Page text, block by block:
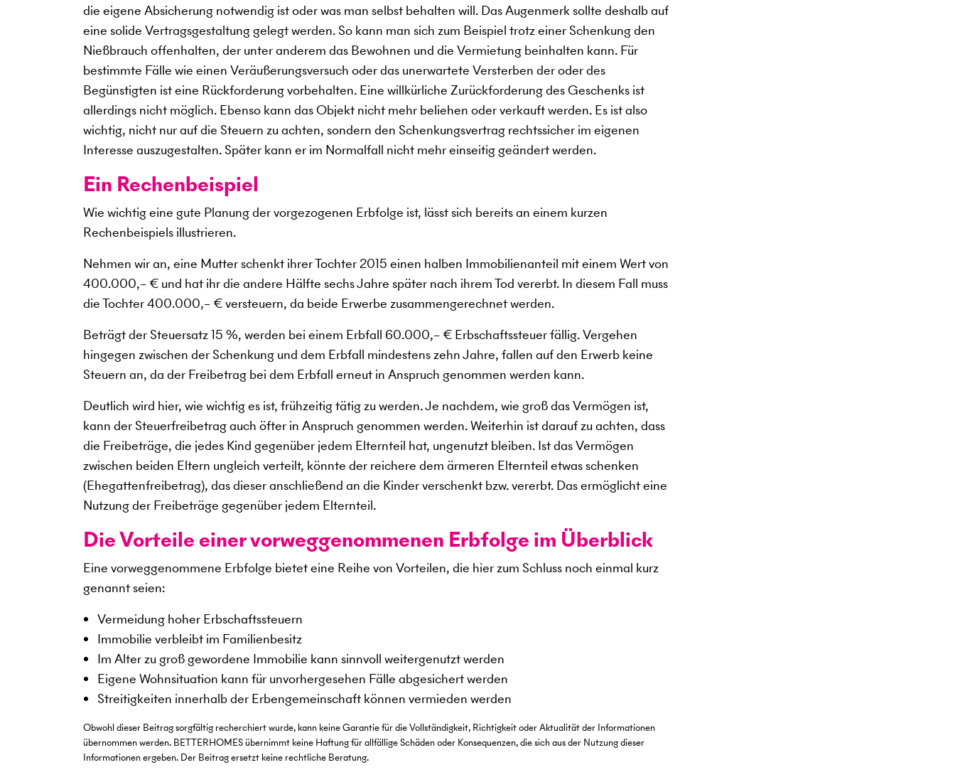
die eigene Absicherung notwendig ist oder was man selbst behalten will. Das Augenmerk sollte deshalb auf
eine solide Vertragsgestaltung gelegt werden. So kann man sich zum Beispiel trotz einer Schenkung den
Nießbrauch offenhalten, der unter anderem das Bewohnen und die Vermietung beinhalten kann. Für
bestimmte Fälle wie einen Veräußerungsversuch oder das unerwartete Versterben der oder des
Begünstigten ist eine Rückforderung vorbehalten. Eine willkürliche Zurückforderung des Geschenks ist
allerdings nicht möglich. Ebenso kann das Objekt nicht mehr beliehen oder verkauft werden. Es ist also
wichtig, nicht nur auf die Steuern zu achten, sondern den Schenkungsvertrag rechtssicher im eigenen
Interesse auszugestalten. Später kann er im Normalfall nicht mehr einseitig geändert werden.
Ein Rechenbeispiel
Wie wichtig eine gute Planung der vorgezogenen Erbfolge ist, lässt sich bereits an einem kurzen
Rechenbeispiels illustrieren.
Nehmen wir an, eine Mutter schenkt ihrer Tochter 2015 einen halben Immobilienanteil mit einem Wert von
400.000,– € und hat ihr die andere Hälfte sechs Jahre später nach ihrem Tod vererbt. In diesem Fall muss
die Tochter 400.000,– € versteuern, da beide Erwerbe zusammengerechnet werden.
Beträgt der Steuersatz 15 %, werden bei einem Erbfall 60.000,– € Erbschaftssteuer fällig. Vergehen
hingegen zwischen der Schenkung und dem Erbfall mindestens zehn Jahre, fallen auf den Erwerb keine
Steuern an, da der Freibetrag bei dem Erbfall erneut in Anspruch genommen werden kann.
Deutlich wird hier, wie wichtig es ist, frühzeitig tätig zu werden. Je nachdem, wie groß das Vermögen ist,
kann der Steuerfreibetrag auch öfter in Anspruch genommen werden. Weiterhin ist darauf zu achten, dass
die Freibeträge, die jedes Kind gegenüber jedem Elternteil hat, ungenutzt bleiben. Ist das Vermögen
zwischen beiden Eltern ungleich verteilt, könnte der reichere dem ärmeren Elternteil etwas schenken
(Ehegattenfreibetrag), das dieser anschließend an die Kinder verschenkt bzw. vererbt. Das ermöglicht eine
Nutzung der Freibeträge gegenüber jedem Elternteil.
Die Vorteile einer vorweggenommenen Erbfolge im Überblick
Eine vorweggenommene Erbfolge bietet eine Reihe von Vorteilen, die hier zum Schluss noch einmal kurz
genannt seien:
Vermeidung hoher Erbschaftssteuern
Immobilie verbleibt im Familienbesitz
Im Alter zu groß gewordene Immobilie kann sinnvoll weitergenutzt werden
Eigene Wohnsituation kann für unvorhergesehen Fälle abgesichert werden
Streitigkeiten innerhalb der Erbengemeinschaft können vermieden werden
Obwohl dieser Beitrag sorgfältig recherchiert wurde, kann keine Garantie für die Vollständigkeit, Richtigkeit oder Aktualität der Informationen
übernommen werden. BETTERHOMES übernimmt keine Haftung für allfällige Schäden oder Konsequenzen, die sich aus der Nutzung dieser
Informationen ergeben. Der Beitrag ersetzt keine rechtliche Beratung.